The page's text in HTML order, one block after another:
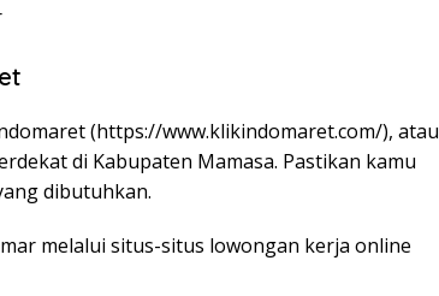
(https://www.klikindomaret.com/), atau
di Kabupaten Mamasa. Pastikan kamu
dibutuhkan.
melalui situs-situs lowongan kerja online